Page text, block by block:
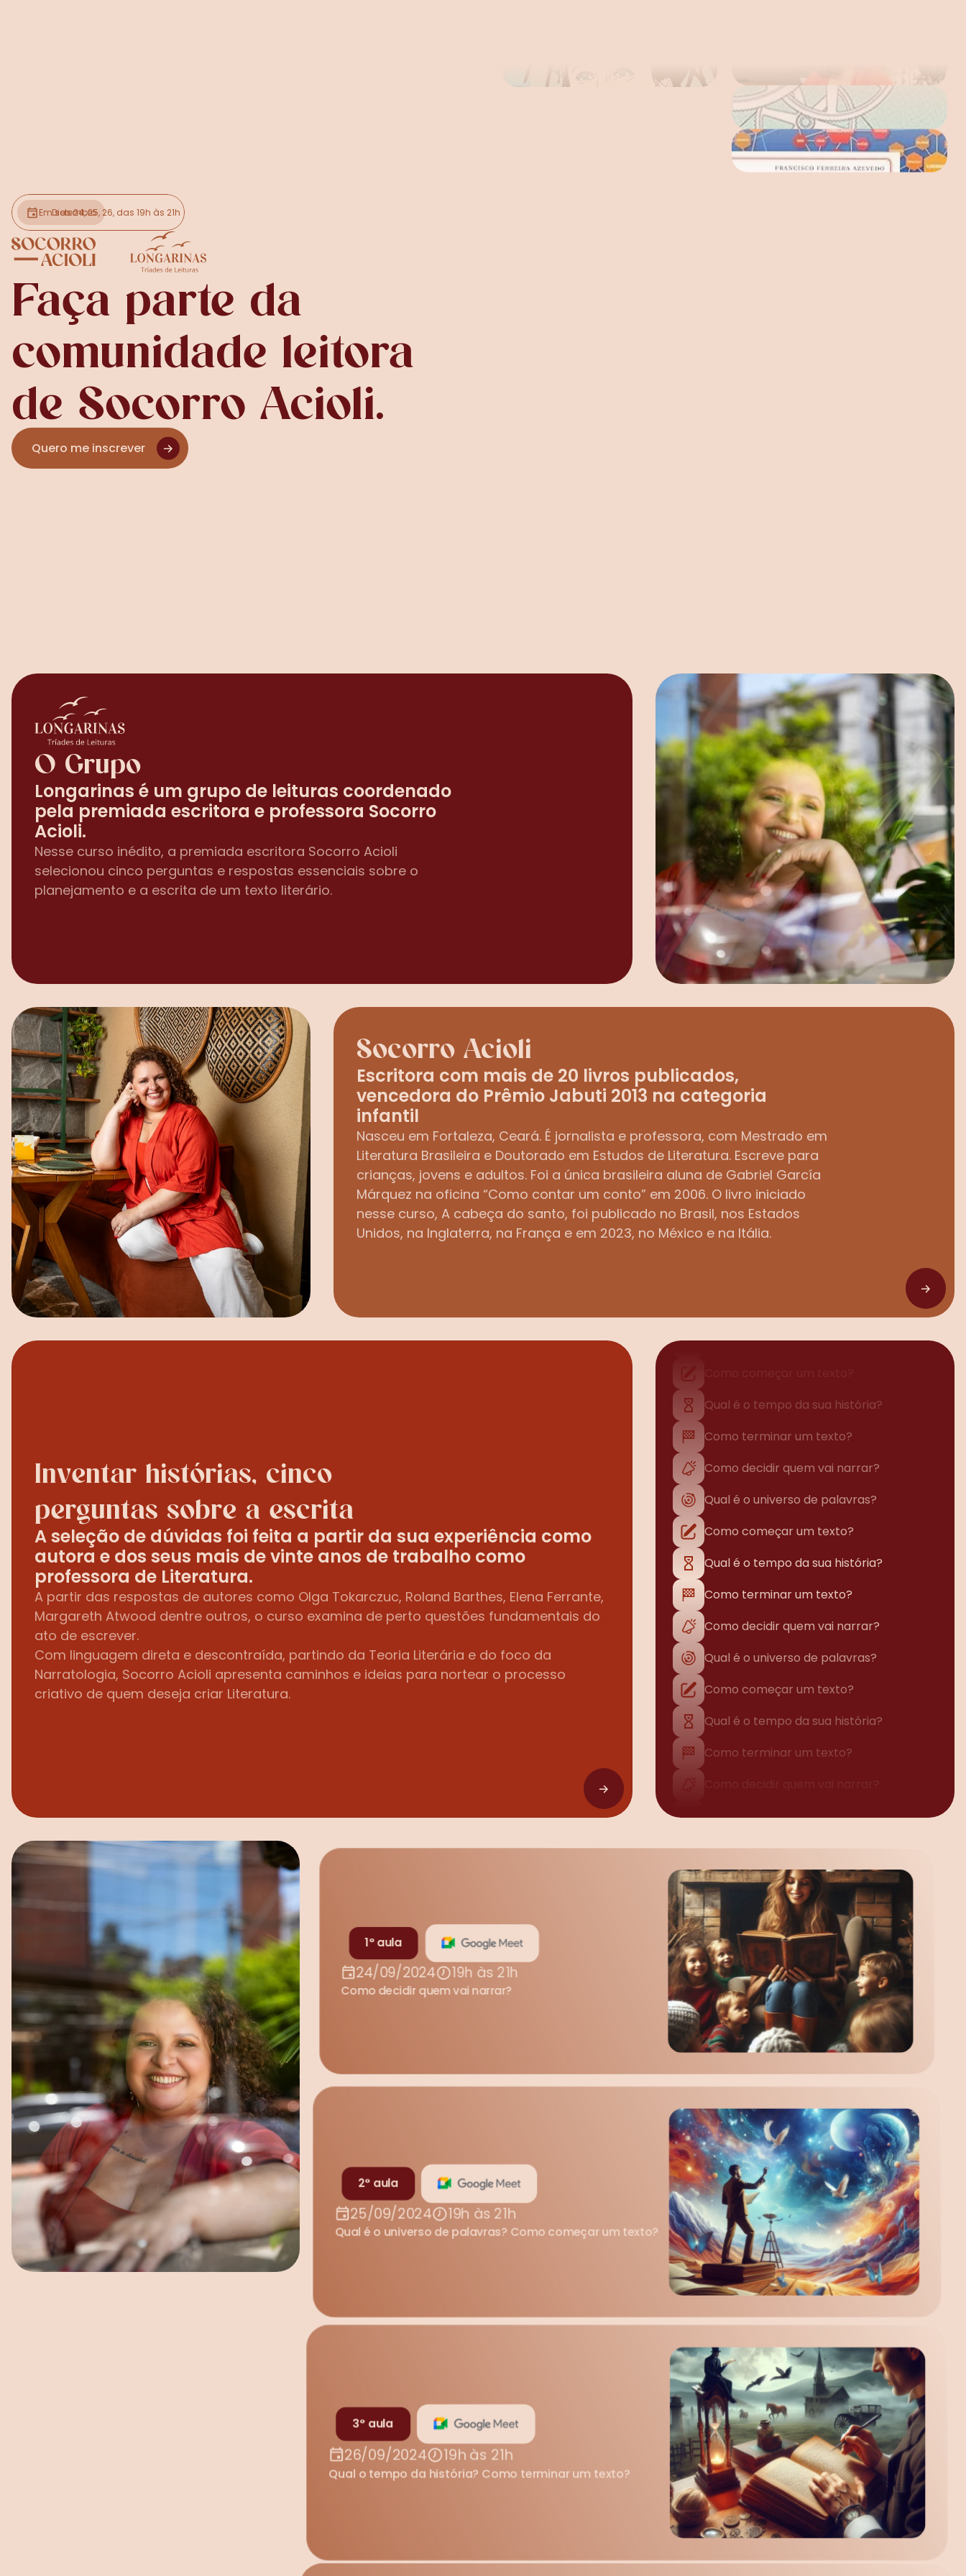
Em setembro
Dias 24, 25, 26, das 19h às 21h
Faça parte da
comunidade leitora
de Socorro Acioli.
Quero me inscrever
O Grupo
Longarinas é um grupo de leituras coordenado
pela premiada escritora e professora Socorro
Acioli.
Nesse curso inédito, a premiada escritora Socorro Acioli
selecionou cinco perguntas e respostas essenciais sobre o
planejamento e a escrita de um texto literário.
Socorro Acioli
Escritora com mais de 20 livros publicados,
vencedora do Prêmio Jabuti 2013 na categoria
infantil
Nasceu em Fortaleza, Ceará. É jornalista e professora, com Mestrado em
Literatura Brasileira e Doutorado em Estudos de Literatura. Escreve para
crianças, jovens e adultos. Foi a única brasileira aluna de Gabriel García
Márquez na oficina “Como contar um conto” em 2006. O livro iniciado
nesse curso, A cabeça do santo, foi publicado no Brasil, nos Estados
Unidos, na Inglaterra, na França e em 2023, no México e na Itália.
Inventar histórias, cinco
perguntas sobre a escrita
A seleção de dúvidas foi feita a partir da sua experiência como
autora e dos seus mais de vinte anos de trabalho como
professora de Literatura.
A partir das respostas de autores como Olga Tokarczuc, Roland Barthes, Elena Ferrante,
Margareth Atwood dentre outros, o curso examina de perto questões fundamentais do
ato de escrever.
Com linguagem direta e descontraída, partindo da Teoria Literária e do foco da
Narratologia, Socorro Acioli apresenta caminhos e ideias para nortear o processo
criativo de quem deseja criar Literatura.
Qual é o universo de palavras?
Como começar um texto?
Qual é o tempo da sua história?
Qual é o universo de palavras?
Como começar um texto?
Qual é o tempo da sua história?
Como terminar um texto?
Como decidir quem vai narrar?
Qual é o universo de palavras?
Como começar um texto?
Qual é o tempo da sua história?
Como terminar um texto?
Como decidir quem vai narrar?
Qual é o universo de palavras?
Como começar um texto?
Qual é o tempo da sua história?
Como terminar um texto?
Como decidir quem vai narrar?
Como começar um texto?
Qual é o tempo da sua história?
Como terminar um texto?
Como decidir quem vai narrar?
Qual é o universo de palavras?
Como começar um texto?
Qual é o tempo da sua história?
Como terminar um texto?
Como decidir quem vai narrar?
Qual é o universo de palavras?
Como começar um texto?
Qual é o tempo da sua história?
Como terminar um texto?
1° aula
24/09/2024 19h às 21h
Como decidir quem vai narrar?
2° aula
25/09/2024 19h às 21h
Qual é o universo de palavras? Como começar um texto?
3° aula
26/09/2024 19h às 21h
Qual o tempo da história? Como terminar um texto?